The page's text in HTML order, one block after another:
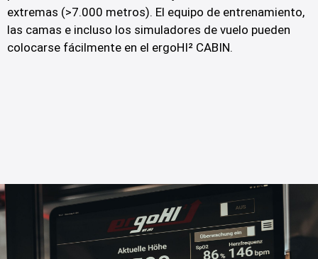
extremas (>7.000 metros). El equipo de entrenamiento,
las camas e incluso los simuladores de vuelo pueden
colocarse fácilmente en el ergoHI² CABIN.